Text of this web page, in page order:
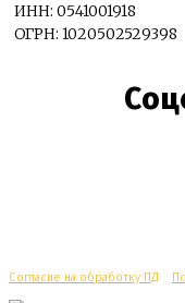
ИНН: 0541001918
ОГРН: 1020502529398
Согласие на обработку ПД